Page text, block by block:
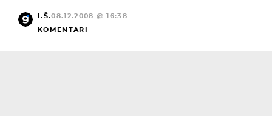
I.Š.08.12.2008 @ 16:38
KOMENTARI